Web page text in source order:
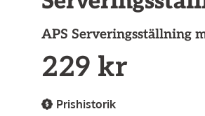
APS Serveringsställning
229 kr
Prishistorik